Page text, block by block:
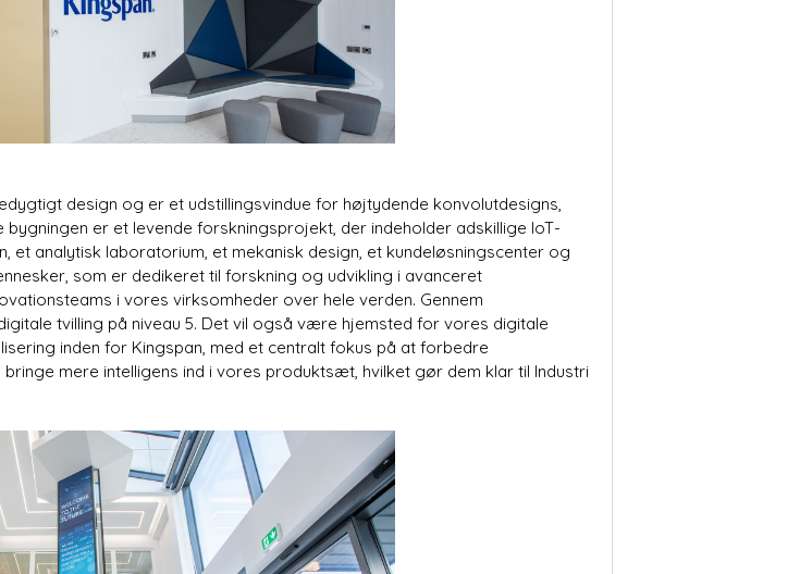
design og er et udstillingsvindue for højtydende konvolutdesigns,
er et levende forskningsprojekt, der indeholder adskillige IoT-
et analytisk laboratorium, et mekanisk design, et kundeløsningscenter og
som er dedikeret til forskning og udvikling i avanceret
i vores virksomheder over hele verden. Gennem
tvilling på niveau 5. Det vil også være hjemsted for vores digitale
inden for Kingspan, med et centralt fokus på at forbedre
mere intelligens ind i vores produktsæt, hvilket gør dem klar til Industri